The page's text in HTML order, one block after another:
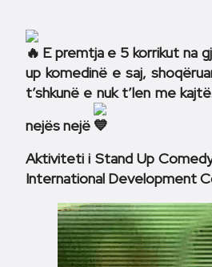
E premtja e 5 korrikut na
up komedinë e saj,
t’shkunë e nuk t’len me
nejës nejë
Aktiviteti i Stand Up
International Development